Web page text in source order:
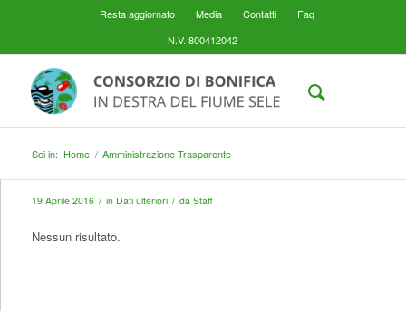
Resta aggiornato Media Contatti
Faq
N.V. 800412042
Sei in: Home / Amministrazione Trasparente
19 Aprile 2016 / in Dati ulteriori / da Staff
Nessun risultato.